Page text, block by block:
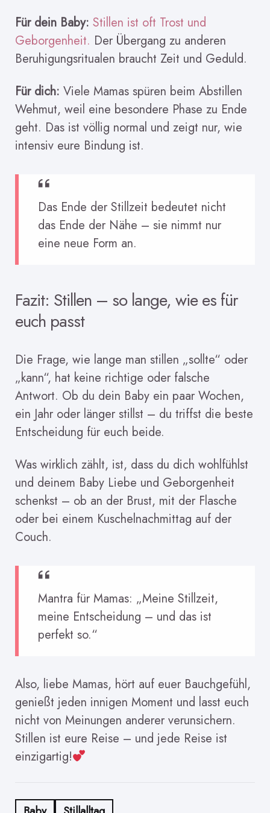
Für dein Baby: Stillen ist oft Trost und
Geborgenheit. Der Übergang zu anderen
Beruhigungsritualen braucht Zeit und Geduld.
Für dich: Viele Mamas spüren beim Abstillen
Wehmut, weil eine besondere Phase zu Ende
geht. Das ist völlig normal und zeigt nur, wie
intensiv eure Bindung ist.
Das Ende der Stillzeit bedeutet nicht
das Ende der Nähe – sie nimmt nur
eine neue Form an.
Fazit: Stillen – so lange, wie es für
euch passt
Die Frage, wie lange man stillen „sollte“ oder
„kann“, hat keine richtige oder falsche
Antwort. Ob du dein Baby ein paar Wochen,
ein Jahr oder länger stillst – du triffst die beste
Entscheidung für euch beide.
Was wirklich zählt, ist, dass du dich wohlfühlst
und deinem Baby Liebe und Geborgenheit
schenkst – ob an der Brust, mit der Flasche
oder bei einem Kuschelnachmittag auf der
Couch.
Mantra für Mamas: „Meine Stillzeit,
meine Entscheidung – und das ist
perfekt so.“
Also, liebe Mamas, hört auf euer Bauchgefühl,
genießt jeden innigen Moment und lasst euch
nicht von Meinungen anderer verunsichern.
Stillen ist eure Reise – und jede Reise ist
einzigartig!